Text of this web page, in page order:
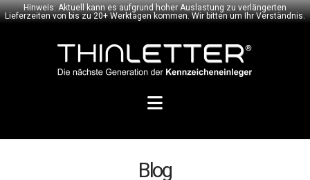
Hinweis: Aktuell kann es aufgrund hoher Auslastung zu verlängerten
Lieferzeiten von bis zu 20+ Werktagen kommen. Wir bitten um Ihr Verständnis.
Navigation
Blog